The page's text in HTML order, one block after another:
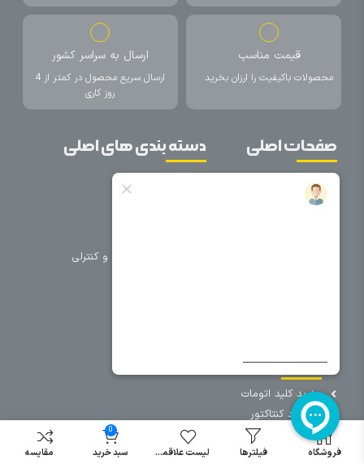
قیمت مناسب
محصولات باکیفیت را ارزان بخرید
ارسال به سراسر کشور
ارسال سریع محصول در کمتر از 4
روز کاری
صفحات اصلی
خانه
دسته بندی های اصلی
تجهیزات حفاظتی و کنترلی
سایر دسته بندی ها
خرید کلید اتومات
خرید کنتاکتور
خرید فیوز
مینیاتوری
فروشگاه فیلترها لیست علاقمندی
0
سبد خرید مقایسه